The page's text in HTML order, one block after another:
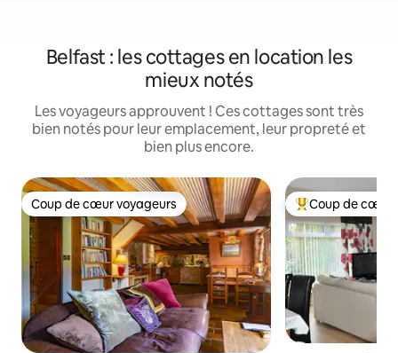
Belfast : les cottages en location les
mieux notés
Les voyageurs approuvent ! Ces cottages sont très
bien notés pour leur emplacement, leur propreté et
bien plus encore.
Coup de cœur voyageurs
Coup de cœur voyageurs Coups de cœur
Coup de cœur